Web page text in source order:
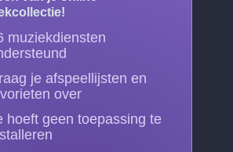
muziekdiensten
je afspeellijsten en
over
hoeft geen toepassing te